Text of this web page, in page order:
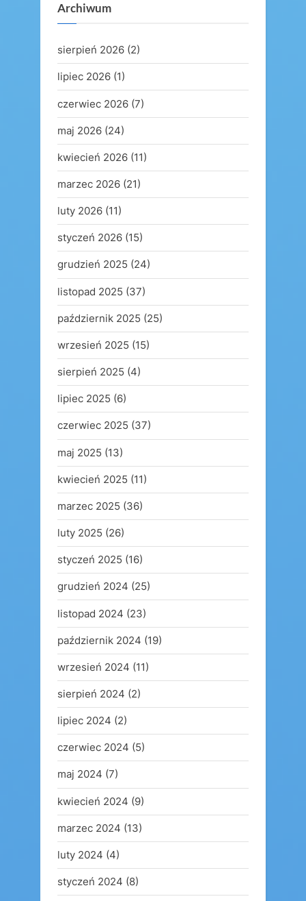
Archiwum
sierpień 2026 (2)
lipiec 2026 (1)
czerwiec 2026 (7)
maj 2026 (24)
kwiecień 2026 (11)
marzec 2026 (21)
luty 2026 (11)
styczeń 2026 (15)
grudzień 2025 (24)
listopad 2025 (37)
październik 2025 (25)
wrzesień 2025 (15)
sierpień 2025 (4)
lipiec 2025 (6)
czerwiec 2025 (37)
maj 2025 (13)
kwiecień 2025 (11)
marzec 2025 (36)
luty 2025 (26)
styczeń 2025 (16)
grudzień 2024 (25)
listopad 2024 (23)
październik 2024 (19)
wrzesień 2024 (11)
sierpień 2024 (2)
lipiec 2024 (2)
czerwiec 2024 (5)
maj 2024 (7)
kwiecień 2024 (9)
marzec 2024 (13)
luty 2024 (4)
styczeń 2024 (8)